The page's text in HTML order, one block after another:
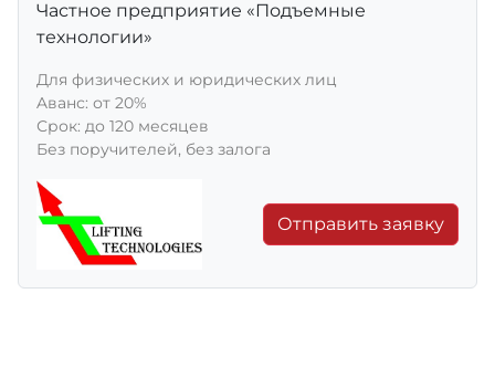
Частное предприятие «Подъемные
технологии»
Для физических и юридических лиц
Aванс: от 20%
Срок: до 120 месяцев
Без поручителей, без залога
Отправить заявку